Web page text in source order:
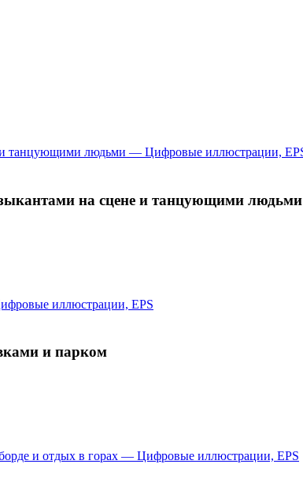
на сцене и танцующими людьми
и парком